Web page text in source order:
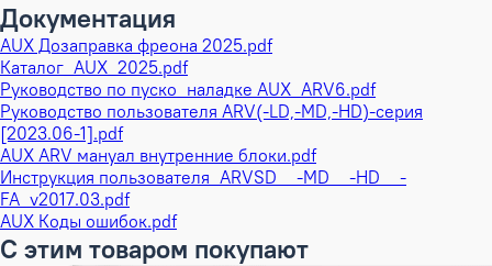
Документация
AUX Дозаправка фреона 2025.pdf
Каталог_AUX_2025.pdf
Руководство по пуско_наладке AUX_ARV6.pdf
Руководство пользователя ARV(-LD,-MD,-HD)-серия
[2023.06-1].pdf
AUX ARV мануал внутренние блоки.pdf
Инструкция пользователя_ARVSD__-MD__-HD__-
FA_v2017.03.pdf
AUX Коды ошибок.pdf
С этим товаром покупают